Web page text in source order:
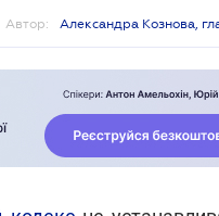
Автор: Александра Кознова,